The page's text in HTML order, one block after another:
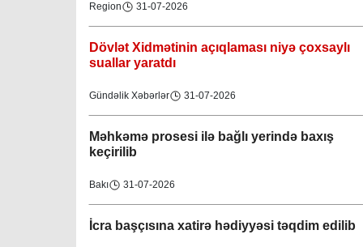
Region 31-07-2026
Dövlət Xidmətinin açıqlaması niyə çoxsaylı
suallar yaratdı
Gündəlik Xəbərlər 31-07-2026
Məhkəmə prosesi ilə bağlı yerində baxış
keçirilib
Bakı 31-07-2026
İcra başçısına xatirə hədiyyəsi təqdim edilib